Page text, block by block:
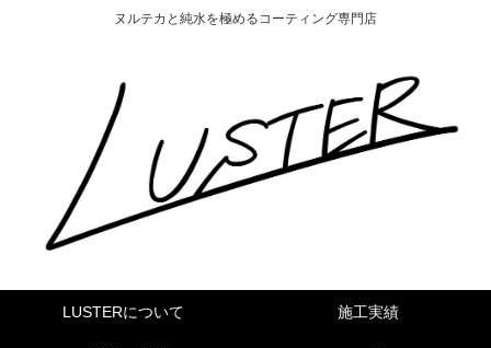
ヌルテカと純水を極めるコーティング専門店
LUSTERについて 施工実績